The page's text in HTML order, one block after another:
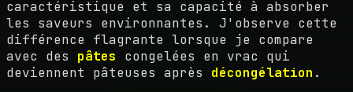
caractéristique et sa capacité à absorber
les saveurs environnantes. J'observe cette
différence flagrante lorsque je compare
avec des pâtes congelées en vrac qui
deviennent pâteuses après décongélation .